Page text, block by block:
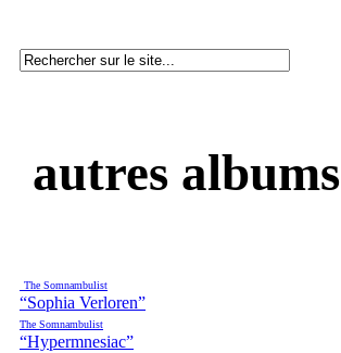
autres albums
The Somnambulist
“Sophia Verloren”
The Somnambulist
“Hypermnesiac”